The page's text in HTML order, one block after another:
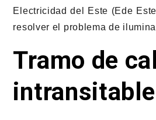
Electricidad del Este (Ede
resolver el problema de
Tramo de
intransitable